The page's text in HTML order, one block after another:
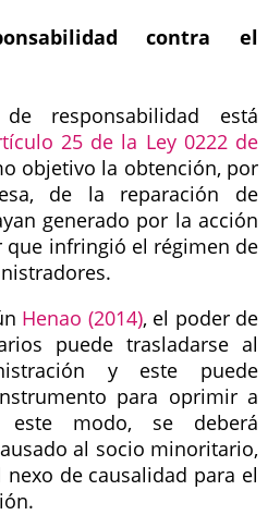
contra el
responsabilidad está
25 de la Ley 0222 de
objetivo la obtención, por
de la reparación de
generado por la acción
infringió el régimen de
Henao (2014), el poder de
puede trasladarse al
y este puede
para oprimir a
modo, se deberá
al socio minoritario,
de causalidad para el